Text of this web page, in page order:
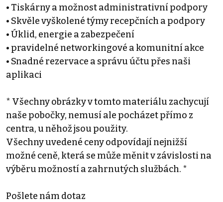
• Tiskárny a možnost administrativní podpory
• Skvěle vyškolené týmy recepčních a podpory
• Úklid, energie a zabezpečení
• pravidelné networkingové a komunitní akce
• Snadné rezervace a správu účtu přes naši
aplikaci
* Všechny obrázky v tomto materiálu zachycují
naše pobočky, nemusí ale pocházet přímo z
centra, u něhož jsou použity.
Všechny uvedené ceny odpovídají nejnižší
možné ceně, která se může měnit v závislosti na
výběru možností a zahrnutých službách. *
Pošlete nám dotaz